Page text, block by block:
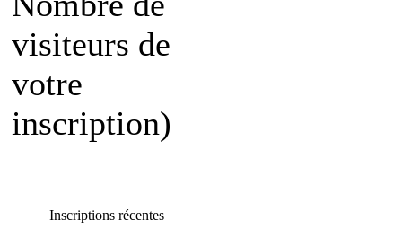
visiteurs de
votre
inscription)
Inscriptions récentes